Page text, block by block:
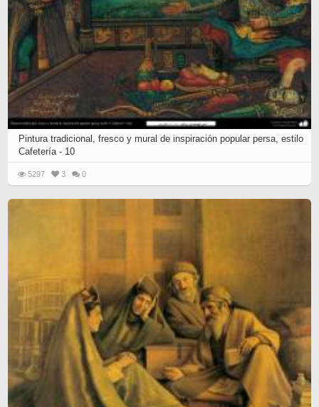
Pintura tradicional, fresco y mural de inspiración popular persa, estilo
Cafetería - 10
5297 3 0